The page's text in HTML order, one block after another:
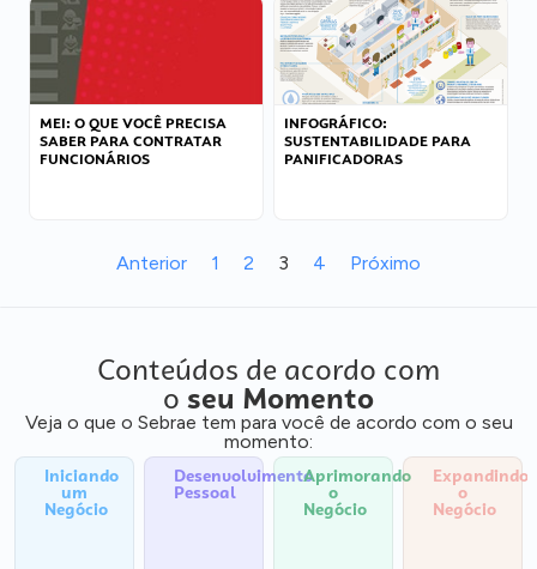
MEI: O QUE VOCÊ PRECISA
SABER PARA CONTRATAR
FUNCIONÁRIOS
INFOGRÁFICO:
SUSTENTABILIDADE PARA
PANIFICADORAS
Anterior 1 2 3 4 Próximo
Conteúdos de acordo com
o seu Momento
Veja o que o Sebrae tem para você de acordo com o seu
momento:
Iniciando
um
Negócio
Desenvolvimento
Pessoal
Aprimorando
o
Negócio
Expandindo
o
Negócio